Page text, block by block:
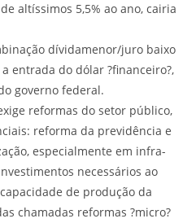
altíssimos 5,5% ao ano, cairia
dívidamenor/juro baixo
entrada do dólar ?financeiro?,
governo federal.
reformas do setor público,
reforma da previdência e
especialmente em infra-
necessários ao
de produção da
chamadas reformas ?micro?